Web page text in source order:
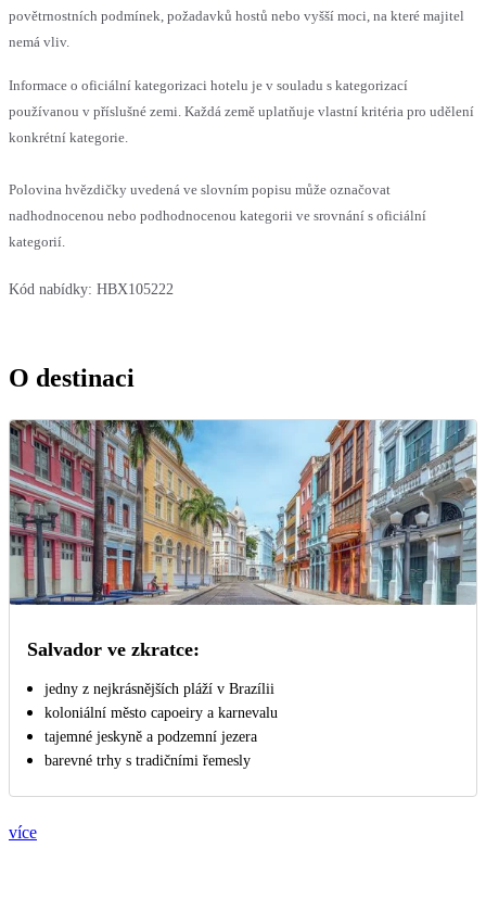
povětrnostních podmínek, požadavků hostů nebo vyšší moci, na které majitel
nemá vliv.
Informace o oficiální kategorizaci hotelu je v souladu s kategorizací
používanou v příslušné zemi. Každá země uplatňuje vlastní kritéria pro udělení
konkrétní kategorie.
Polovina hvězdičky uvedená ve slovním popisu může označovat
nadhodnocenou nebo podhodnocenou kategorii ve srovnání s oficiální
kategorií.
Kód nabídky: HBX105222
O destinaci
Salvador ve zkratce:
jedny z nejkrásnějších pláží v Brazílii
koloniální město capoeiry a karnevalu
tajemné jeskyně a podzemní jezera
barevné trhy s tradičními řemesly
více